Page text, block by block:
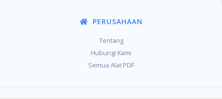
PERUSAHAAN
Tentang
Hubungi Kami
Semua Alat PDF